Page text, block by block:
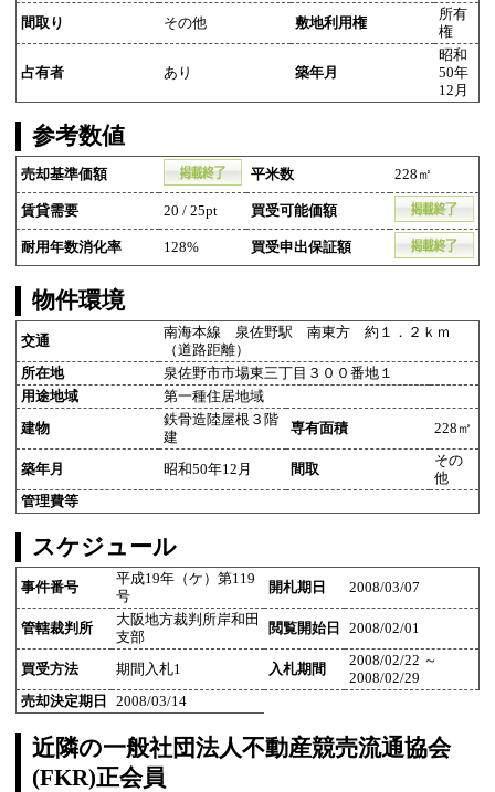
間取り その他 敷地利用権
所有
権
占有者 あり 築年月
昭和
50年
12月
参考数値
売却基準価額 平米数 228㎡
賃貸需要 20 / 25pt 買受可能価額
耐用年数消化率 128% 買受申出保証額
物件環境
交通
南海本線 泉佐野駅 南東方 約１．２ｋｍ
（道路距離）
所在地
泉佐野市市場東三丁目３００番地１
用途地域
第一種住居地域
建物
鉄骨造陸屋根３階
建
専有面積 228㎡
築年月 昭和50年12月 間取
その
他
管理費等
スケジュール
事件番号
平成19年（ケ）第119
号
開札期日 2008/03/07
管轄裁判所
大阪地方裁判所岸和田
支部
閲覧開始日 2008/02/01
買受方法 期間入札1 入札期間
2008/02/22 ～
2008/02/29
売却決定期日
2008/03/14
近隣の一般社団法人不動産競売流通協会
(FKR)正会員